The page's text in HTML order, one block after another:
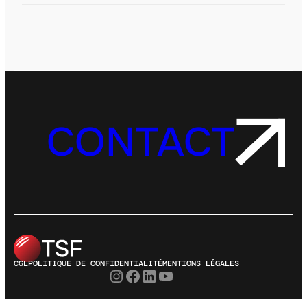
CONTACT
CGLPOLITIQUE DE CONFIDENTIALITÉMENTIONS LÉGALES
Instagram
Facebook
LinkedIn
YouTube